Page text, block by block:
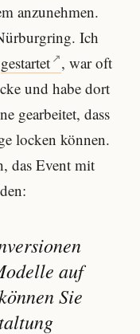
anzunehmen.
Ich
gestartet , war oft
und habe dort
gearbeitet, dass
locken können.
das Event mit
auf
Sie